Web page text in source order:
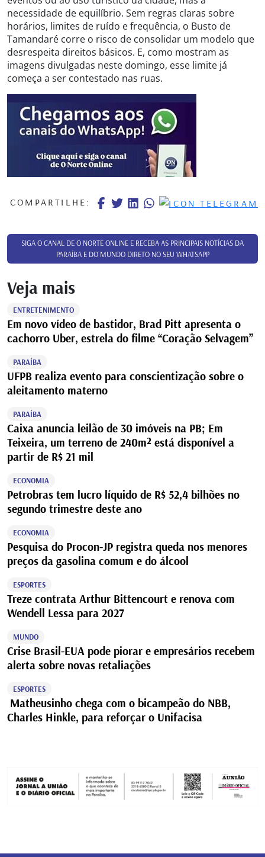
necessidade de equilíbrio. Sem regras claras sobre
horários, limites de ruído e frequência, o Busto de
Tamandaré corre o risco de consolidar um modelo que
desrespeita direitos básicos. E, como mostram as
imagens divulgadas neste domingo, esse limite já
começa a ser contestado nas ruas.
COMPARTILHE:
SIGA O CANAL DE O NORTE ONLINE E RECEBA AS PRINCIPAIS NOTÍCIAS DA
PARAÍBA E DO MUNDO DIRETO NO SEU WHATSAPP
Veja mais
ENTRETENIMENTO
Em novo vídeo de bastidor, Brad Pitt apresenta o
cachorro Uber, estrela do filme “Coração Selvagem”
PARAÍBA
UFPB realiza evento para conscientização sobre o
aleitamento materno
PARAÍBA
Caixa anuncia leilão de 30 imóveis na PB; Em
Teixeira, um terreno de 240m² está disponível a
partir de R$ 21 mil
ECONOMIA
Petrobras tem lucro líquido de R$ 52,4 bilhões no
segundo trimestre deste ano
ECONOMIA
Pesquisa do Procon-JP registra queda nos menores
preços da gasolina comum e do álcool
ESPORTES
Treze contrata Arthur Bittencourt e renova com
Wendell Lessa para 2027
MUNDO
Crise Brasil-EUA pode piorar e empresários recebem
alerta sobre novas retaliações
ESPORTES
Matheusinho chega com o bicampeão do NBB,
Charles Hinkle, para reforçar o Unifacisa